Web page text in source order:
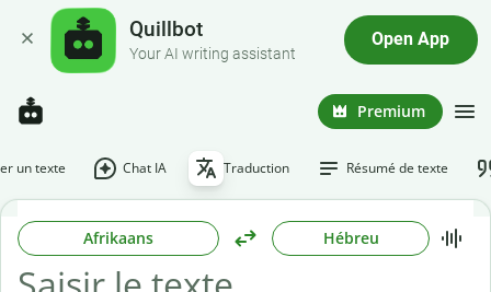
Quillbot
Your AI writing assistant
Open App
Premium
un texte Chat IA Traduction Résumé de texte
Afrikaans Hébreu